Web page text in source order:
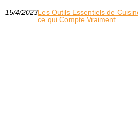
15/4/2023Les Outils Essentiels de
ce qui Compte Vraiment